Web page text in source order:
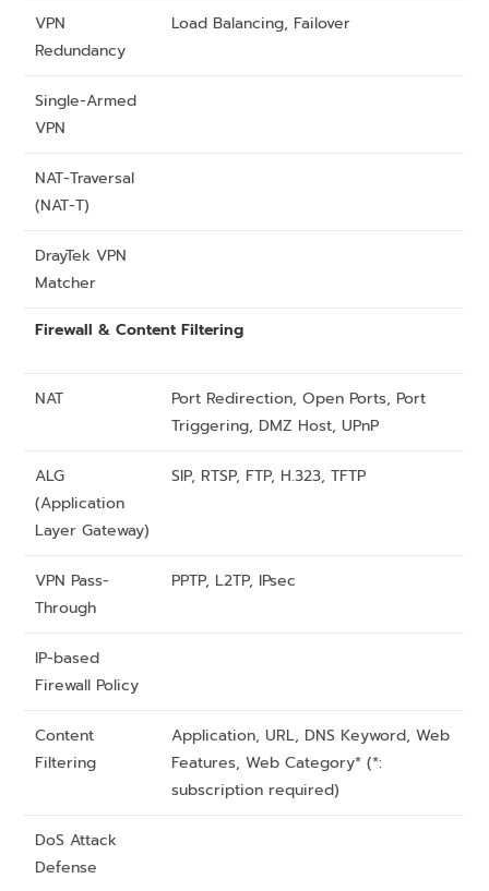
VPN
Redundancy
Load Balancing, Failover
Single-Armed
VPN
NAT-Traversal
(NAT-T)
DrayTek VPN
Matcher
Firewall & Content Filtering
NAT
Port Redirection, Open Ports, Port
Triggering, DMZ Host, UPnP
ALG
(Application
Layer Gateway)
SIP, RTSP, FTP, H.323, TFTP
VPN Pass-
Through
PPTP, L2TP, IPsec
IP-based
Firewall Policy
Content
Filtering
Application, URL, DNS Keyword, Web
Features, Web Category* (*:
subscription required)
DoS Attack
Defense